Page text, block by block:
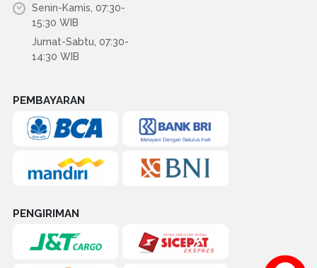
Senin-Kamis, 07:30-
15:30 WIB
Jumat-Sabtu, 07:30-
14:30 WIB
PEMBAYARAN
PENGIRIMAN